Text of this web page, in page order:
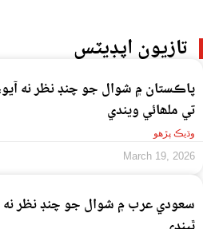
تازيون اپڊيٽس
تي ملھائي ويندي
وڌيڪ پڙهو
March 19, 2026